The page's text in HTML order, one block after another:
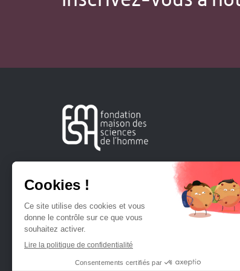
Créée en 1963, la Fondation Maison Sciences de
soutient la recherche et la diffusion des
sciences humaines et sociales.